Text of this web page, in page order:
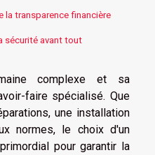
la transparence financière
sécurité avant tout
complexe et sa
faire spécialisé. Que
une installation
normes, le choix d'un
pour garantir la